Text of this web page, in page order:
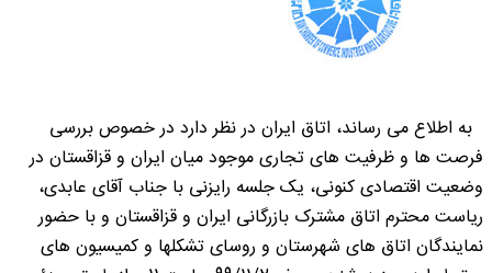
به اطلاع می رساند، اتاق ایران در نظر دارد در خصوص بررسی
فرصت ها و ظرفیت های تجاری موجود میان ایران و قزاقستان در
وضعیت اقتصادی کنونی، یک جلسه رایزنی با جناب آقای عابدی،
ریاست محترم اتاق مشترک بازرگانی ایران و قزاقستان و با حضور
نمایندگان اتاق های شهرستان و روسای تشکلها و کمیسیون های